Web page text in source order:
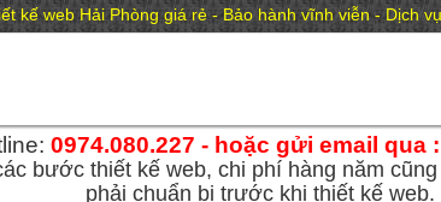
kế web Hải Phòng giá rẻ - Bảo hành vĩnh viễn - Dịch
0974.080.227 - hoặc gửi email qua :
bước thiết kế web, chi phí hàng năm
phải chuẩn bị trước khi thiết kế web.